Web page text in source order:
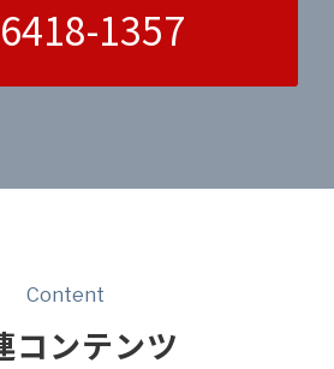
1357
Content
コンテンツ